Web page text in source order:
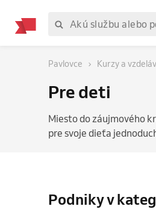
Pavlovce Kurzy a
Pre deti
Miesto do záujmového
pre svoje dieťa
Podniky v